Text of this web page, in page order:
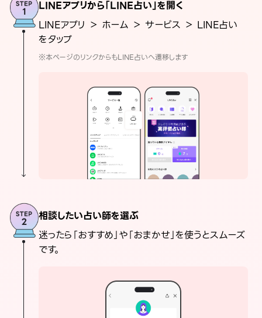
LINEアプリから「LINE占い」を開く
LINEアプリ ＞ ホーム ＞ サービス ＞ LINE占い
をタップ
※本ページのリンクからもLINE占いへ遷移します
相談したい占い師を選ぶ
迷ったら「おすすめ」や「おまかせ」を使うとスムーズ
です。